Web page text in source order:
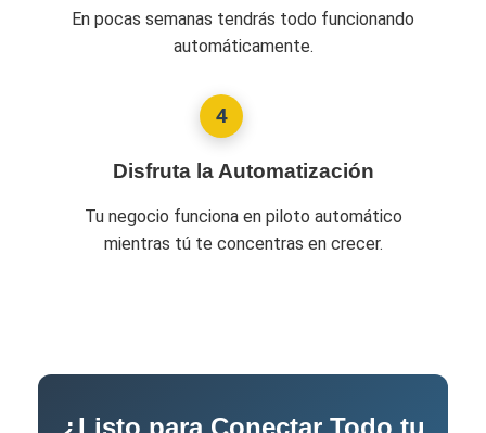
En pocas semanas tendrás todo funcionando
automáticamente.
4
Disfruta la Automatización
Tu negocio funciona en piloto automático
mientras tú te concentras en crecer.
¿Listo para Conectar Todo tu